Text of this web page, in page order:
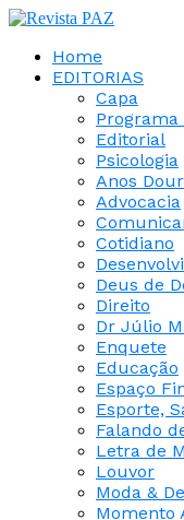
Home
EDITORIAS
Capa
Programa
Editorial
Psicologia
Anos
Advocacia
Cotidiano
Deus de
Direito
Dr Júlio
Enquete
Educação
Espaço
Esporte,
Falando
Letra de
Louvor
Moda &
Momento